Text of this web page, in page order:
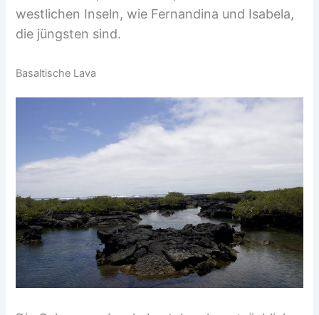
westlichen Inseln, wie Fernandina und Isabela,
die jüngsten sind.
Basaltische Lava